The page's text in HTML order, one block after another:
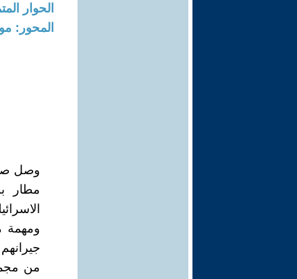
الحوار المتمدن-
المحور:
وصل
مطار
ومهمة
من